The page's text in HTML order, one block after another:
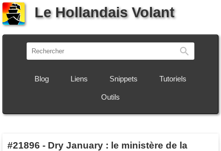
Le Hollandais Volant
Blog Liens Snippets Tutoriels
Outils
#21896 - Dry January : le ministère de la